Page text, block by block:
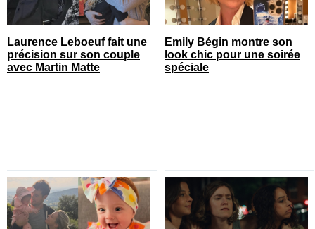
Laurence Leboeuf fait une
précision sur son couple
avec Martin Matte
Emily Bégin montre son
look chic pour une soirée
spéciale